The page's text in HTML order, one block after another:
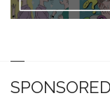
SPONSORED